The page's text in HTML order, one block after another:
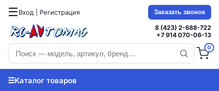
☰Вход | Регистрация Заказать звонок
8 (423) 2-688-722
+7 914 070-06-13
0
☰Каталог товаров